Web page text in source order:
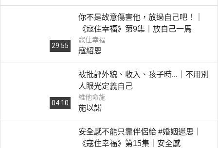
29:55
你不是故意傷害他，放過自己吧！｜
《寇住幸福》第9集｜放自己一馬
寇住幸福
寇紹恩
04:10
被批評外貌、收入、孩子時...｜不用別
人眼光定義自己
維他命施
施以諾
安全感不能只靠伴侶給 #婚姻迷思｜
《寇住幸福》第15集｜安全感